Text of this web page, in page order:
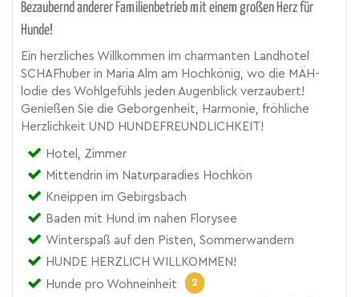
Bezaubernd anderer Familienbetrieb mit einem großen Herz für
Hunde!
Ein herzliches Willkommen im charmanten Landhotel
SCHAFhuber in Maria Alm am Hochkönig, wo die MÄH-
lodie des Wohlgefühls jeden Augenblick verzaubert!
Genießen Sie die Geborgenheit, Harmonie, fröhliche
Herzlichkeit UND HUNDEFREUNDLICHKEIT!
Hotel, Zimmer
Mittendrin im Naturparadies Hochkön
Kneippen im Gebirgsbach
Baden mit Hund im nahen Florysee
Winterspaß auf den Pisten, Sommerwandern
HUNDE HERZLICH WILLKOMMEN!
Hunde pro Wohneinheit
2